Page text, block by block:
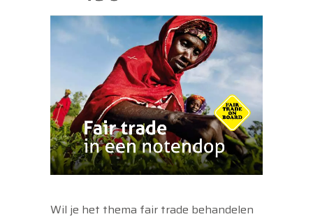
Wil je het thema fair trade behandelen